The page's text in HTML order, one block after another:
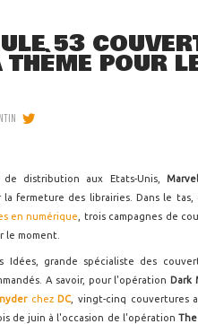
53
POUR
distribution aux Etats-Unis, Marvel
fermeture des librairies. Dans le tas,
en numérique
, trois campagnes de
le moment.
Idées, grande spécialiste des
A savoir, pour l'opération Dark
chezDC , vingt-cinq couvertures
de juin à l'occasion de l'opération